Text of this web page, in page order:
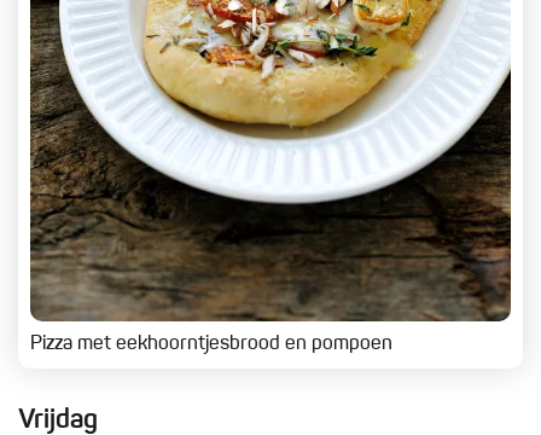
Pizza met eekhoorntjesbrood en pompoen
Vrijdag